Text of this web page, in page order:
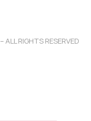
– ALL RIGHTS RESERVED